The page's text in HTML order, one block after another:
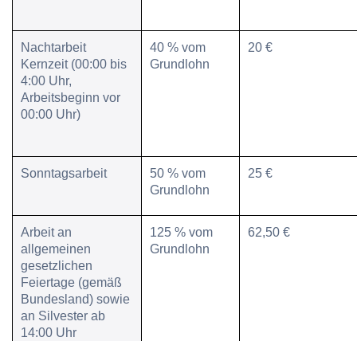
Nachtarbeit
Kernzeit(00:00 bis
4:00 Uhr,
Arbeitsbeginn vor
00:00 Uhr)
40 % vom
Grundlohn
20 €
Sonntagsarbeit
50 % vom
Grundlohn
25 €
Arbeit an
allgemeinen
gesetzlichen
Feiertage (gemäß
Bundesland) sowie
an Silvester ab
14:00 Uhr
125 % vom
Grundlohn
62,50 €